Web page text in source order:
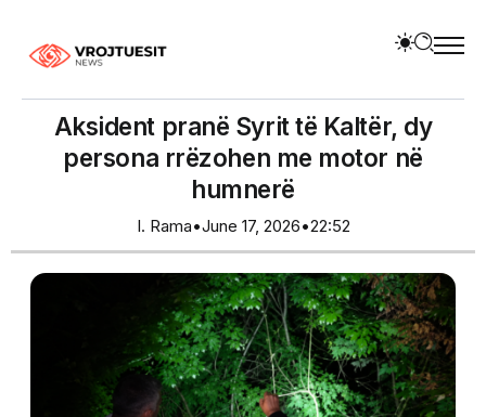
Aksident pranë Syrit të Kaltër, dy
persona rrëzohen me motor në
humnerë
I. Rama•June 17, 2026•22:52